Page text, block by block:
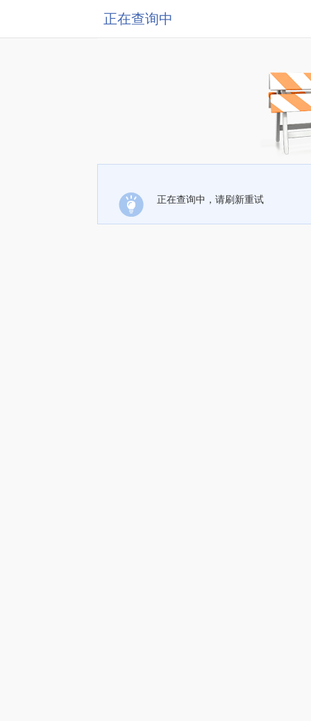
正在查询中
正在查询中，请刷新重试